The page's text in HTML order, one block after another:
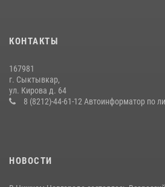
КОНТАКТЫ
167981
г. Сыктывкар,
ул. Кирова д. 64
8 (8212)-44-61-12 Автоинформатор по
НОВОСТИ